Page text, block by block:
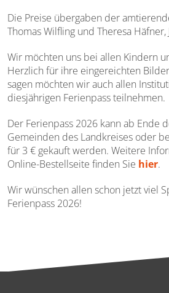
Die Preise übergaben der
Thomas Wilfling und Theresa Häfner,
Wir möchten uns bei allen Kindern
Herzlich für ihre eingereichten
sagen möchten wir auch allen
diesjährigen Ferienpass teilnehmen.
Der Ferienpass 2026 kann ab Ende
Gemeinden des Landkreises oder
für 3 € gekauft werden. Weitere
Online-Bestellseite finden Sie hier.
Wir wünschen allen schon jetzt viel
Ferienpass 2026!